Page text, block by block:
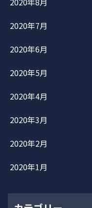
2020年7月
2020年6月
2020年5月
2020年4月
2020年3月
2020年2月
2020年1月